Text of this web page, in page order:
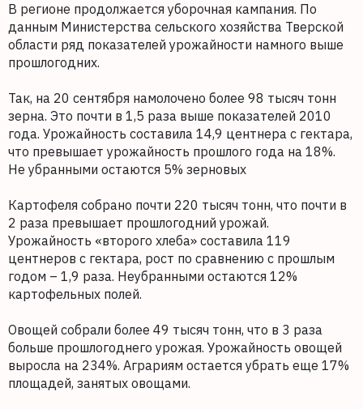
В регионе продолжается уборочная кампания. По
данным Министерства сельского хозяйства Тверской
области ряд показателей урожайности намного выше
прошлогодних.
Так, на 20 сентября намолочено более 98 тысяч тонн
зерна. Это почти в 1,5 раза выше показателей 2010
года. Урожайность составила 14,9 центнера с гектара,
что превышает урожайность прошлого года на 18%.
Не убранными остаются 5% зерновых
Картофеля собрано почти 220 тысяч тонн, что почти в
2 раза превышает прошлогодний урожай.
Урожайность «второго хлеба» составила 119
центнеров с гектара, рост по сравнению с прошлым
годом – 1,9 раза. Неубранными остаются 12%
картофельных полей.
Овощей собрали более 49 тысяч тонн, что в 3 раза
больше прошлогоднего урожая. Урожайность овощей
выросла на 234%. Аграриям остается убрать еще 17%
площадей, занятых овощами.